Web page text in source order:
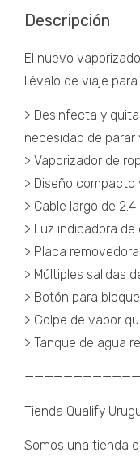
Descripción
El nuevo
llévalo de viaje
> Desinfecta y
necesidad de parar
> Vaporizador de
> Diseño
> Cable largo de 2.4
> Luz indicadora de
> Placa
> Múltiples salidas
> Botón para
> Golpe de vapor
> Tanque de agua
Tienda Qualify
Somos una tienda